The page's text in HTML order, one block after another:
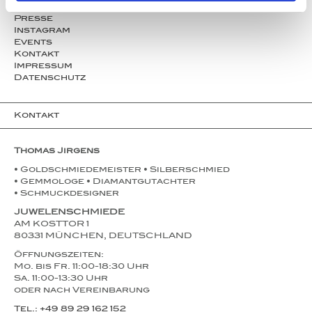
Presse
Instagram
Events
Kontakt
Impressum
Datenschutz
Kontakt
Thomas Jirgens
• Goldschmiedemeister • Silberschmied
• Gemmologe • Diamantgutachter
• Schmuckdesigner
JUWELENSCHMIEDE
AM KOSTTOR 1
80331 MÜNCHEN, DEUTSCHLAND
Öffnungszeiten:
Mo. bis Fr. 11:00-18:30 Uhr
Sa. 11:00-13:30 Uhr
oder nach Vereinbarung